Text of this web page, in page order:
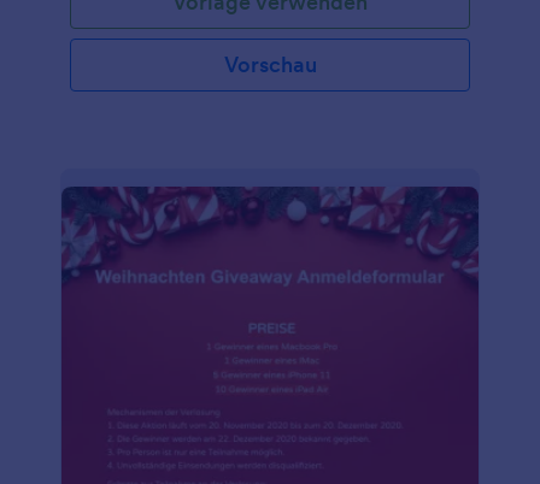
das Formular auf Ihrer Website ein oder versenden
Sie Einladungen mit einem Link, um Antworten zu
sammeln. Sie können die Antworten sogar mit
einem Klick in eine bearbeitbare Tabelle umwandeln,
Ihres Unternehmens hinzu. Sie können die
Antworten sogar privat halten, indem Sie Ihr
kostenloses Jotform Konto aufrüsten! Halten Sie die
Namen Ihrer Partygäste geheim, indem Sie ihre
Daten in einem kostenlosen Formular für
Vorschau